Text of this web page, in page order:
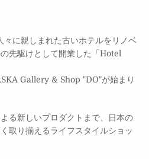
に親しまれた古いホテルをリノベ
先駆けとして開業した「Hotel
Gallery & Shop "DO"が始まり
る新しいプロダクトまで、日本の
取り揃えるライフスタイルショッ